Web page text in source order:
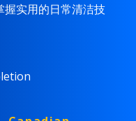
握实用的日常清洁技